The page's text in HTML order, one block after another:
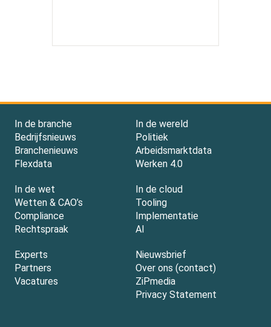
In de branche
Bedrijfsnieuws
Branchenieuws
Flexdata
In de wereld
Politiek
Arbeidsmarktdata
Werken 4.0
In de wet
Wetten & CAO’s
Compliance
Rechtspraak
In de cloud
Tooling
Implementatie
AI
Experts
Partners
Vacatures
Nieuwsbrief
Over ons (contact)
ZiPmedia
Privacy Statement